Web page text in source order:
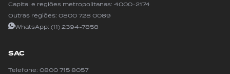
Capital e regiões metropolitanas: 4000-2174
Outras regiões: 0800 728 0089
WhatsApp: (11) 2394-7858
SAC
Telefone: 0800 715 8057